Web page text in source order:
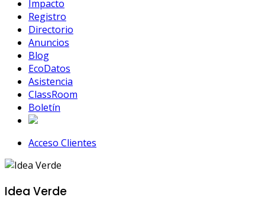
Impacto
Registro
Directorio
Anuncios
Blog
EcoDatos
Asistencia
ClassRoom
Boletín
Acceso Clientes
Idea Verde